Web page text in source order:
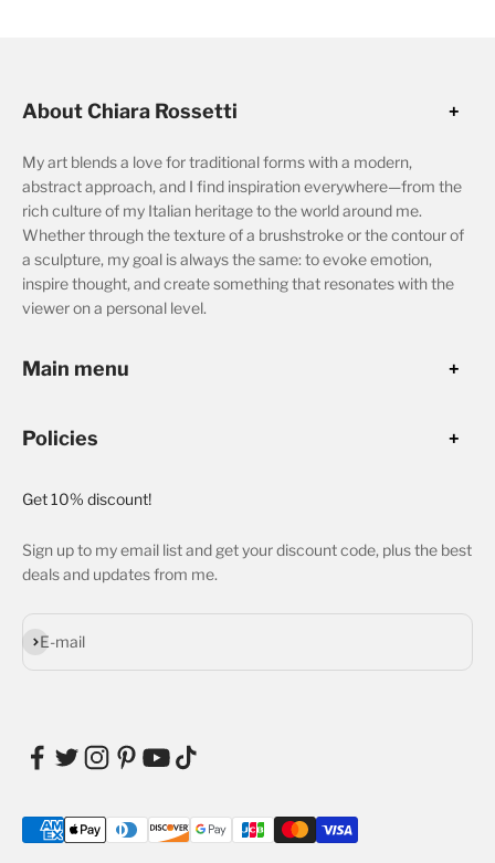
About Chiara Rossetti
My art blends a love for traditional forms with a modern,
abstract approach, and I find inspiration everywhere—from the
rich culture of my Italian heritage to the world around me.
Whether through the texture of a brushstroke or the contour of
a sculpture, my goal is always the same: to evoke emotion,
inspire thought, and create something that resonates with the
viewer on a personal level.
Main menu
Policies
Get 10% discount!
Sign up to my email list and get your discount code, plus the best
deals and updates from me.
E-mail
Subscribe